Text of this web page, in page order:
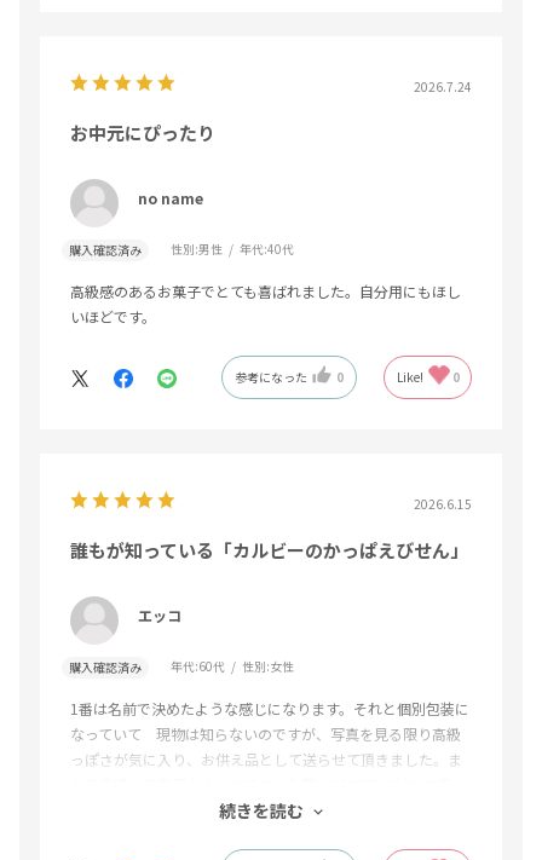
2026.7.24
お中元にぴったり
no name
購入確認済み 性別:男性 年代:40代
高級感のあるお菓子でとても喜ばれました。自分用にもほし
いほどです。
参考になった 0 Like! 0
2026.6.15
誰もが知っている「カルビーのかっぱえびせん」
エッコ
購入確認済み 年代:60代 性別:女性
1番は名前で決めたような感じになります。それと個別包装に
なっていて 現物は知らないのですが、写真を見る限り高級
っぽさが気に入り、お供え品として送らせて頂きました。ま
ていましたので、見つけたことに対しラッキーでした
続きを読む